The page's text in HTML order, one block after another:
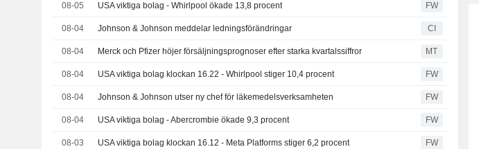
08-05 USA viktiga bolag - Whirlpool ökade 13,8 procent FW
08-04 Johnson & Johnson meddelar ledningsförändringar CI
08-04 Merck och Pfizer höjer försäljningsprognoser efter starka kvartalssiffror MT
08-04 USA viktiga bolag klockan 16.22 - Whirlpool stiger 10,4 procent FW
08-04 Johnson & Johnson utser ny chef för läkemedelsverksamheten FW
08-04 USA viktiga bolag - Abercrombie ökade 9,3 procent FW
08-03 USA viktiga bolag klockan 16.12 - Meta Platforms stiger 6,2 procent FW